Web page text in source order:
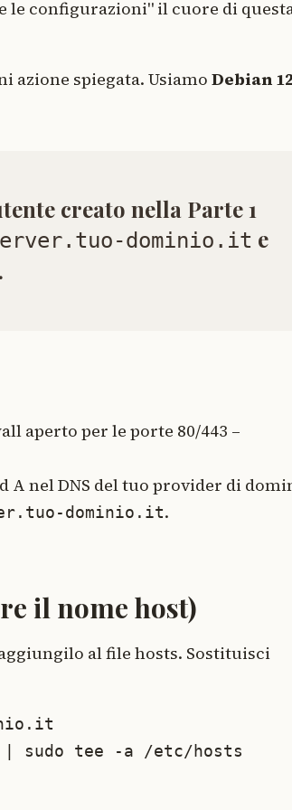
le configurazioni" il cuore di
azione spiegata. Usiamo Debian
creato nella Parte 1
dominio.it e
aperto per le porte 80/443 –
A nel DNS del tuo provider di
dominio.it.
il nome host)
al file hosts. Sostituisci
| sudo tee -a /etc/hosts